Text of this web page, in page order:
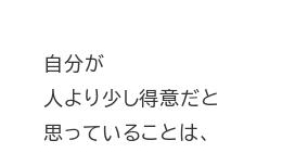
自分が
人より少し得意だと
思っていることは、